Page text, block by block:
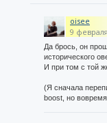
oisee
9
Да брось, он
исторического
И при том с той
(Я сначала
boost, но